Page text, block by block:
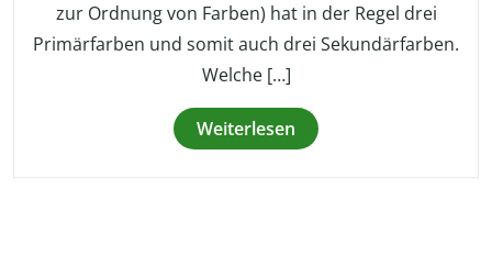
zur Ordnung von Farben) hat in der Regel drei
Primärfarben und somit auch drei Sekundärfarben.
Welche […]
Weiterlesen